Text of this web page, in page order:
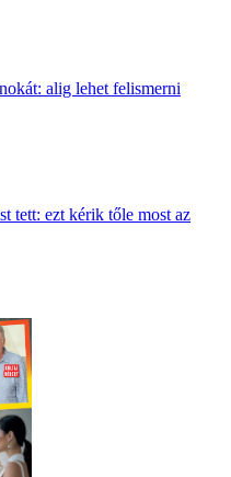
alig lehet felismerni
tett: ezt kérik tőle most az